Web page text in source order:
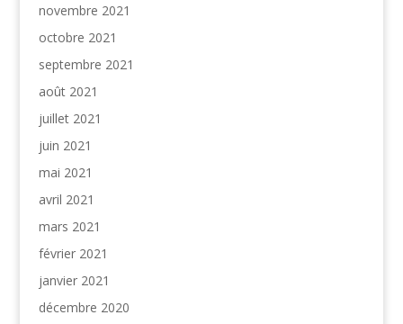
novembre 2021
octobre 2021
septembre 2021
août 2021
juillet 2021
juin 2021
mai 2021
avril 2021
mars 2021
février 2021
janvier 2021
décembre 2020